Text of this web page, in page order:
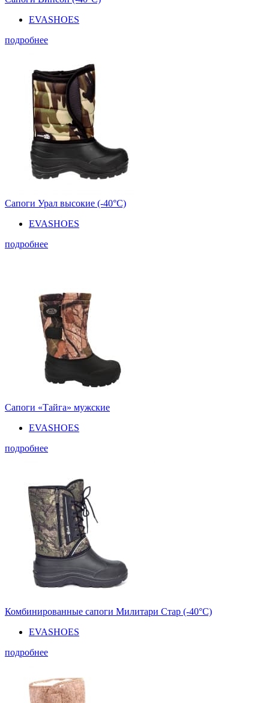
EVASHOES
подробнее
Сапоги Урал высокие (-40°С)
EVASHOES
подробнее
Сапоги «Тайга» мужские
EVASHOES
подробнее
Комбинированные сапоги Милитари Стар (-40°С)
EVASHOES
подробнее